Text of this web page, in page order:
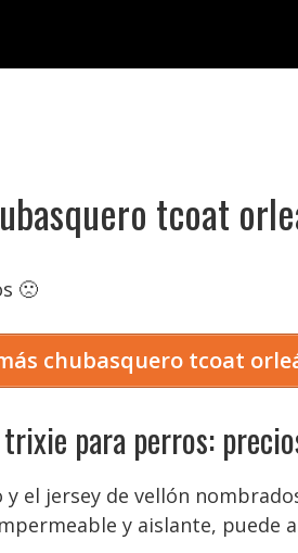
tcoat
🙁
chubasquero tcoat
para perros:
el jersey de vellón
y aislante, puede